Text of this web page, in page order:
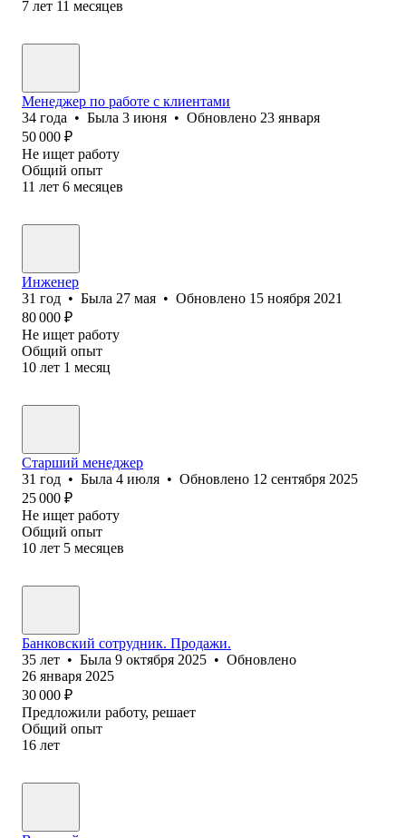
7 лет 11 месяцев
Менеджер по работе с клиентами
34 года • Была 3 июня • Обновлено 23 января
50 000 ₽
Не ищет работу
Общий опыт
11 лет 6 месяцев
Инженер
31 год • Была 27 мая • Обновлено 15 ноября 2021
80 000 ₽
Не ищет работу
Общий опыт
10 лет 1 месяц
Старший менеджер
31 год • Была 4 июля • Обновлено 12 сентября 2025
25 000 ₽
Не ищет работу
Общий опыт
10 лет 5 месяцев
Банковский сотрудник. Продажи.
35 лет • Была 9 октября 2025 • Обновлено
26 января 2025
30 000 ₽
Предложили работу, решает
Общий опыт
16 лет